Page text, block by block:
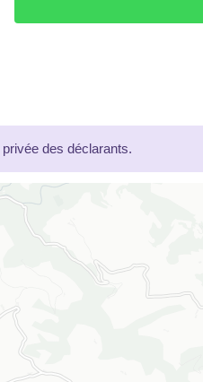
des déclarants.